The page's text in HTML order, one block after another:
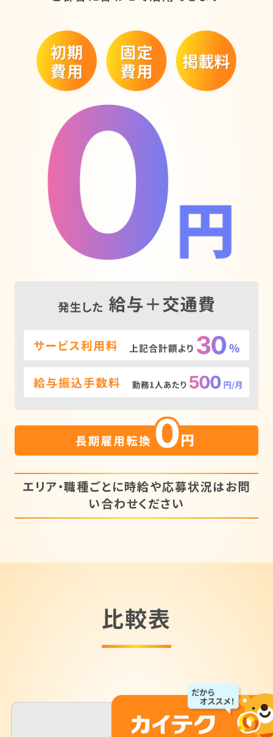
エリア・職種ごとに時給や応募状況はお問
い合わせください
比較表